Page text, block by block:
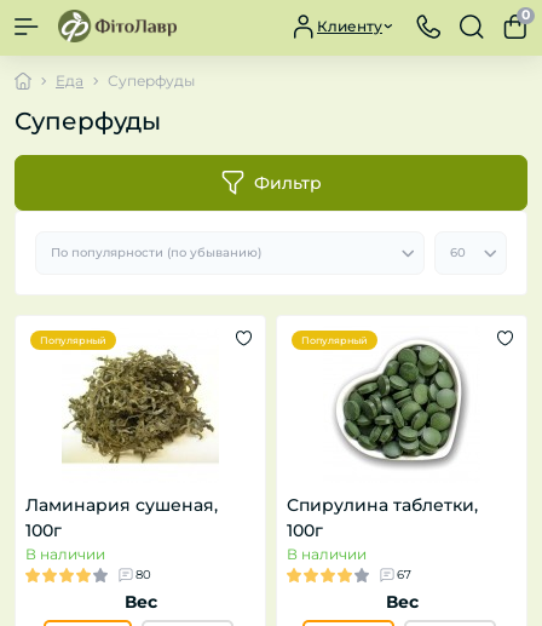
Клиенту
0
Еда Суперфуды
Суперфуды
Фильтр
Популярный
Ламинария сушеная,
100г
В наличии
80
Вес
Популярный
Спирулина таблетки,
100г
В наличии
67
Вес